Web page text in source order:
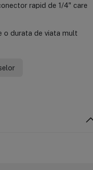
rapid de 1/4" care
o durata de viata mult